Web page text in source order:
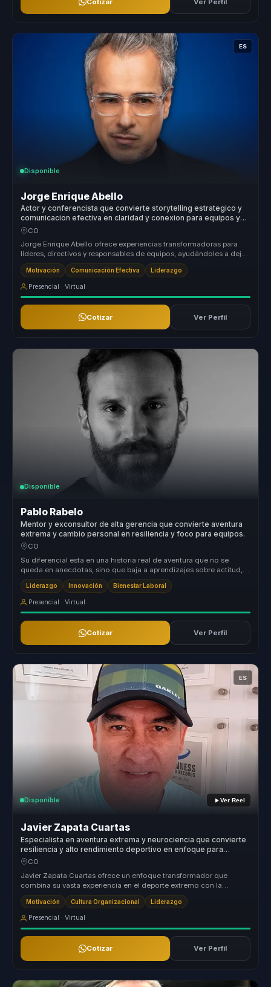
ES
Disponible
Jorge Enrique Abello
Actor y conferencista que convierte storytelling estrategico y
comunicacion efectiva en claridad y conexion para equipos y
audiencias.
CO
Jorge Enrique Abello ofrece experiencias transformadoras para
líderes, directivos y responsables de equipos, ayudándoles a dejar
atrás eq...
Motivación Comunicación Efectiva Liderazgo
Presencial · Virtual
Cotizar Ver Perfil
Disponible
Pablo Rabelo
Mentor y exconsultor de alta gerencia que convierte aventura
extrema y cambio personal en resiliencia y foco para equipos.
CO
Su diferencial esta en una historia real de aventura que no se
queda en anecdotas, sino que baja a aprendizajes sobre actitud,
decision y...
Liderazgo Innovación Bienestar Laboral
Presencial · Virtual
Cotizar Ver Perfil
ES
Disponible Ver Reel
Javier Zapata Cuartas
Especialista en aventura extrema y neurociencia que convierte
resiliencia y alto rendimiento deportivo en enfoque para
directivos y equipos.
CO
Javier Zapata Cuartas ofrece un enfoque transformador que
combina su vasta experiencia en el deporte extremo con la
motivación organizaci...
Motivación Cultura Organizacional Liderazgo
Presencial · Virtual
Cotizar Ver Perfil